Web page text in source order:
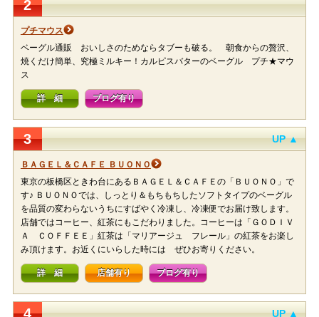
2
プチマウス
ベーグル通販 おいしさのためならタブーも破る。 朝食からの贅沢、
焼くだけ簡単、究極ミルキー！カルピスバターのベーグル プチ★マウ
ス
詳 細 ブログ有り
3 UP ▲
ＢＡＧＥＬ＆ＣＡＦＥ ＢＵＯＮＯ
東京の板橋区ときわ台にあるＢＡＧＥＬ＆ＣＡＦＥの「ＢＵＯＮＯ」で
す♪ ＢＵＯＮＯでは、しっとり＆もちもちしたソフトタイプのベーグル
を品質の変わらないうちにすばやく冷凍し、冷凍便でお届け致します。
店舗ではコーヒー、紅茶にもこだわりました。コーヒーは「ＧＯＤＩＶ
Ａ ＣＯＦＦＥＥ」紅茶は「マリアージュ フレール」の紅茶をお楽し
み頂けます。お近くにいらした時には ぜひお寄りください。
詳 細 店舗有り ブログ有り
4 UP ▲